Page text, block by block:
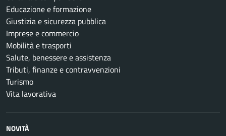
Educazione e formazione
Giustizia e sicurezza pubblica
Imprese e commercio
Mobilità e trasporti
Salute, benessere e assistenza
Tributi, finanze e contravvenzioni
Turismo
Vita lavorativa
NOVITÀ